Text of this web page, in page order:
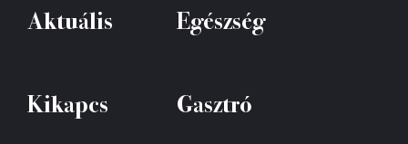
Aktuális Egészség
Kikapcs Gasztró